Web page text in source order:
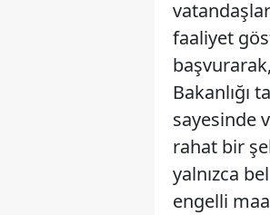
faaliyet
Bakanlığı
sayesinde
rahat bir
yalnızca
engelli